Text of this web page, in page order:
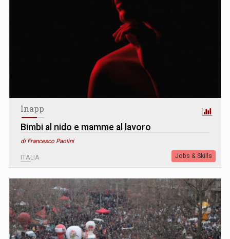
Inapp
Bimbi al nido e mamme al lavoro
di Francesco Paolini
ITALIA Jobs & Skills